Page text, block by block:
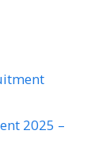
2025 –